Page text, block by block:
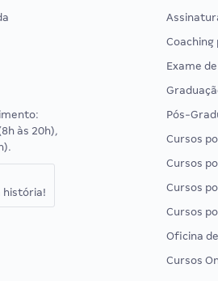
às 20h),
história!
Coaching
Exame
Pós-
Cursos
Cursos
Cursos
Cursos
Oficina
Cursos